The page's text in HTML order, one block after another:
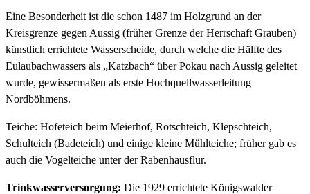
Eine Besonderheit ist die schon 1487 im Holzgrund an der
Kreisgrenze gegen Aussig (früher Grenze der Herrschaft Grauben)
künstlich errichtete Wasserscheide, durch welche die Hälfte des
Eulaubachwassers als „Katzbach“ über Pokau nach Aussig geleitet
wurde, gewissermaßen als erste Hochquellwasserleitung
Nordböhmens.
Teiche: Hofeteich beim Meierhof, Rotschteich, Klepschteich,
Schulteich (Badeteich) und einige kleine Mühlteiche; früher gab es
auch die Vogelteiche unter der Rabenhausflur.
Trinkwasserversorgung: Die 1929 errichtete Königswalder